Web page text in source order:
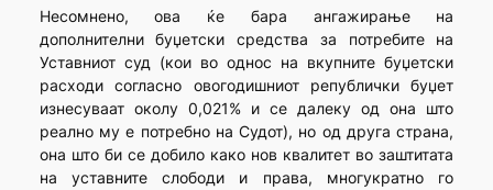
Несомнено, ова ќе бара ангажирање на
дополнителни буџетски средства за потребите на
Уставниот суд (кои во однос на вкупните буџетски
расходи согласно овогодишниот републички буџет
изнесуваат околу 0,021% и се далеку од она што
реално му е потребно на Судот), но од друга страна,
она што би се добило како нов квалитет во заштитата
на уставните слободи и права, многукратно го